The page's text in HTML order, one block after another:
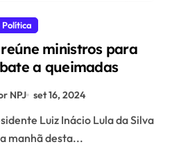
Política
ministros para
a queimadas
NPJ set 16, 2024
manhã desta...